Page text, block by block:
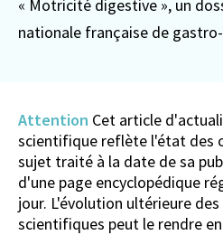
« Motricité digestive », un
nationale française de
Attention Cet article
scientifique reflète l'état des
sujet traité à la date de sa
d'une page encyclopédique
jour. L'évolution ultérieure des
scientifiques peut le rendre